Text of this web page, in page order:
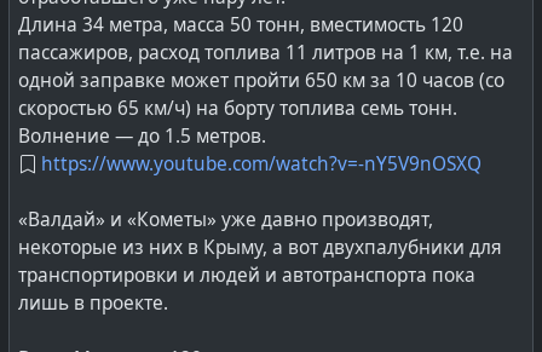
заявил: «Вы сделали хороший скоростной
автомобиль, на нем приятно ездить, но, когда я
приезжаю домой, я не могу выключить двигатель.
Если вы эту проблему не решите, такие реакторы нам
не нужны».
эксперименты-исследования медленно повышая
температуру в системе обогрева. Теплоноситель
расплавился, реактор проработал несколько суток,
сохранив герметичность оболочек ТВЭЛов (топливных
Длина 34 метра, масса 50 тонн, вместимость 120
пассажиров, расход топлива 11 литров на 1 км, т.е. на
одной заправке может пройти 650 км за 10 часов (со
скоростью 65 км/ч) на борту топлива семь тонн.
Волнение — до 1.5 метров.
https://www.youtube.com/watch?v=-nY5V9nOSXQ
«Валдай» и «Кометы» уже давно производят,
некоторые из них в Крыму, а вот двухпалубники для
транспортировки и людей и автотранспорта пока
лишь в проекте.